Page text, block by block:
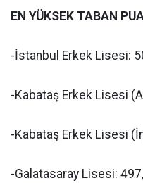
EN YÜKSEK TABAN
-İstanbul Erkek Lisesi:
-Kabataş Erkek Lisesi
-Kabataş Erkek Lisesi
-Galatasaray Lisesi: